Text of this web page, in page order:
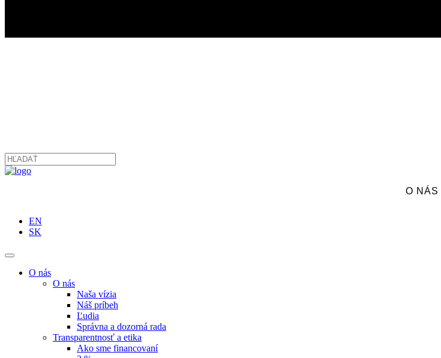
O NÁS
EN
SK
O nás
O nás
Naša vízia
Náš príbeh
Ľudia
Správna a dozorná rada
Transparentnosť a etika
Ako sme financovaní